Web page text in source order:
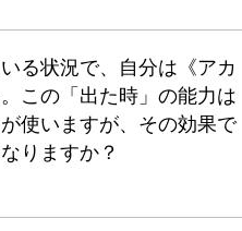
る状況で、自分は《アカ
この「出た時」の能力は
使いますが、その効果で
りますか？